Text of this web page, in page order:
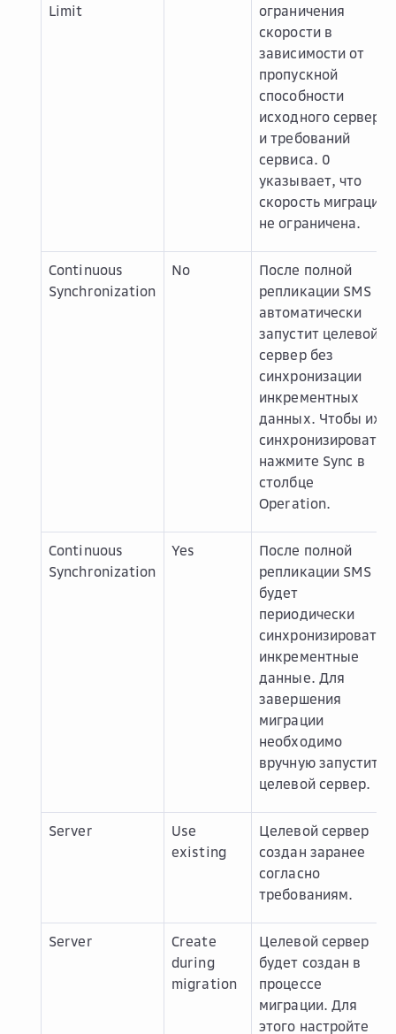
Limit
ограничения
скорости в
зависимости от
пропускной
способности
исходного сервера
и требований
сервиса. 0
указывает, что
скорость миграции
не ограничена.
Continuous
Synchronization
No
После полной
репликации SMS
автоматически
запустит целевой
сервер без
синхронизации
инкрементных
данных. Чтобы их
синхронизировать,
нажмите Sync в
столбце
Operation.
Continuous
Synchronization
Yes
После полной
репликации SMS
будет
периодически
синхронизировать
инкрементные
данные. Для
завершения
миграции
необходимо
вручную запустить
целевой сервер.
Server
Use
existing
Целевой сервер
создан заранее
согласно
требованиям.
Server
Create
during
migration
Целевой сервер
будет создан в
процессе
миграции. Для
этого настройте